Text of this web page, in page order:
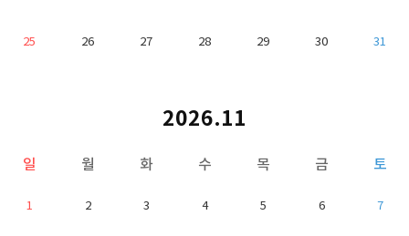
25 26 27 28 29 30 31
2026.11
일 월 화 수 목 금 토
1 2 3 4 5 6 7